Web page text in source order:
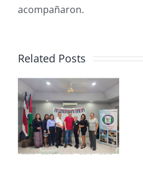
acompañaron.
Related Posts
Club de
Ajedrez